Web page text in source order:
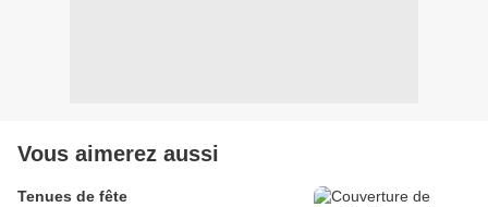
Vous aimerez aussi
Tenues de fête